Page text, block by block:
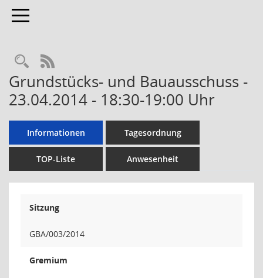
Toggle navigation
RSS-Feed
Grundstücks- und Bauausschuss -
23.04.2014 - 18:30-19:00 Uhr
Informationen Tagesordnung
TOP-Liste Anwesenheit
Sitzung
GBA/003/2014
Gremium